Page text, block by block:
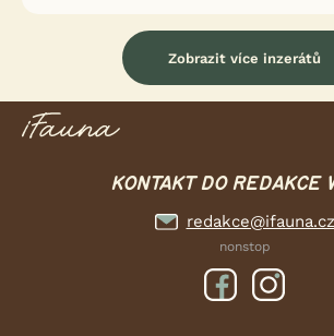
Zobrazit více inzerátů
KONTAKT DO REDAKCE
redakce@ifauna.cz
nonstop